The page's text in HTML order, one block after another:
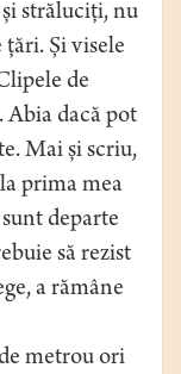
străluciți, nu
Și visele
de
Abia dacă pot
Mai și scriu,
prima mea
departe
să rezist
a rămâne
metrou ori